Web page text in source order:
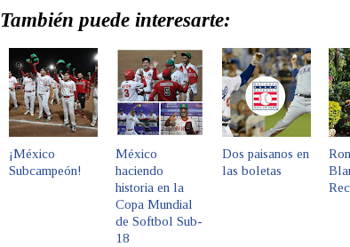
También puede interesarte:
¡México
Subcampeón!
México
haciendo
historia en la
Copa Mundial
de Softbol Sub-
18
Dos paisanos en
las boletas